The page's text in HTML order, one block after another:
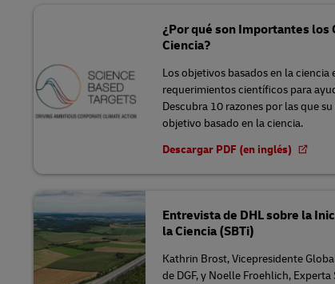
¿Por qué son Importantes los
Ciencia?
Los objetivos basados en la
requerimientos científicos para
Descubra 10 razones por las que
objetivo basado en la ciencia.
Descargar PDF (en inglés)
Entrevista de DHL sobre la
la Ciencia (SBTi)
Kathrin Brost, Vicepresidente
de DGF, y Noelle Froehlich,